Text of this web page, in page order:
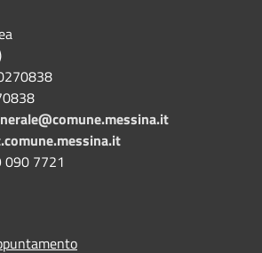
messina.it
090 7721